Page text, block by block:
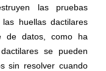
las pruebas
huellas dactilares
de datos, como ha
se pueden
sin resolver cuando